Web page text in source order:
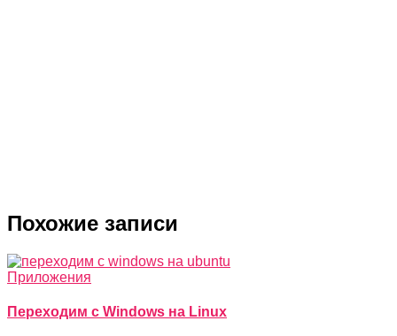
Похожие записи
Приложения
Переходим с Windows на Linux